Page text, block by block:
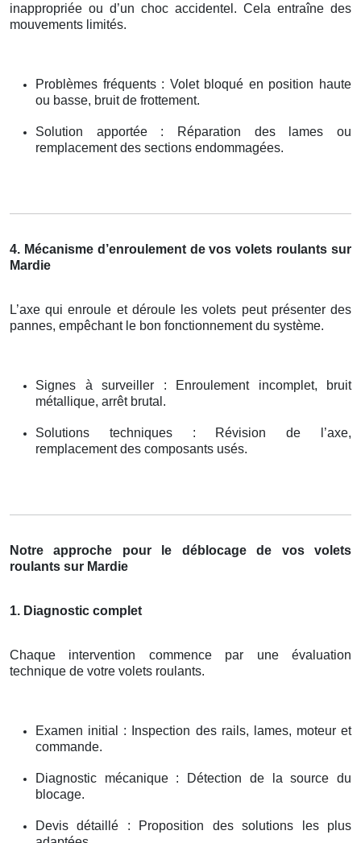
inappropriée ou d’un choc accidentel. Cela entraîne des
mouvements limités.
Problèmes fréquents : Volet bloqué en position haute
ou basse, bruit de frottement.
Solution apportée : Réparation des lames ou
remplacement des sections endommagées.
4. Mécanisme d’enroulement de vos volets roulants sur
Mardie
L’axe qui enroule et déroule les volets peut présenter des
pannes, empêchant le bon fonctionnement du système.
Signes à surveiller : Enroulement incomplet, bruit
métallique, arrêt brutal.
Solutions techniques : Révision de l’axe,
remplacement des composants usés.
Notre approche pour le déblocage de vos volets
roulants sur Mardie
1. Diagnostic complet
Chaque intervention commence par une évaluation
technique de votre volets roulants.
Examen initial : Inspection des rails, lames, moteur et
commande.
Diagnostic mécanique : Détection de la source du
blocage.
Devis détaillé : Proposition des solutions les plus